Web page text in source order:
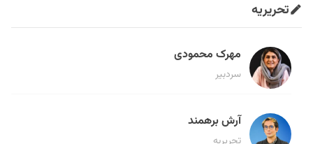
تحریریه
مهرک محمودی
سردبیر
آرش برهمند